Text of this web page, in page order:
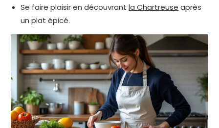
Se faire plaisir en découvrantla Chartreuse après
un plat épicé.